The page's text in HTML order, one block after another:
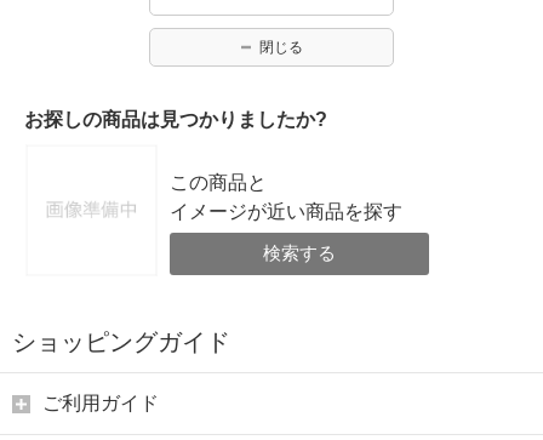
閉じる
お探しの商品は見つかりましたか?
この商品と
イメージが近い商品を探す
検索する
ショッピングガイド
ご利用ガイド